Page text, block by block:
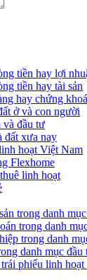
tiền hay lợi
tiền hay tài sản
hay chứng
ở và con người
và đầu tư
đất xưa nay
hoạt Việt Nam
Flexhome
linh hoạt
trong danh
trong danh
trong danh
danh mục
phiếu linh